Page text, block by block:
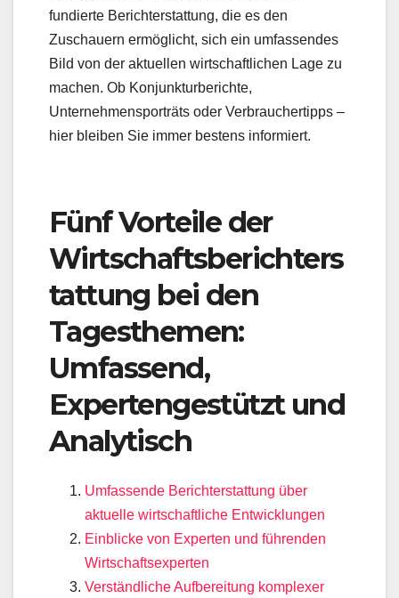
fundierte Berichterstattung, die es den
Zuschauern ermöglicht, sich ein umfassendes
Bild von der aktuellen wirtschaftlichen Lage zu
machen. Ob Konjunkturberichte,
Unternehmensporträts oder Verbrauchertipps –
hier bleiben Sie immer bestens informiert.
Fünf Vorteile der
Wirtschaftsberichters
tattung bei den
Tagesthemen:
Umfassend,
Expertengestützt und
Analytisch
Umfassende Berichterstattung über
aktuelle wirtschaftliche Entwicklungen
Einblicke von Experten und führenden
Wirtschaftsexperten
Verständliche Aufbereitung komplexer